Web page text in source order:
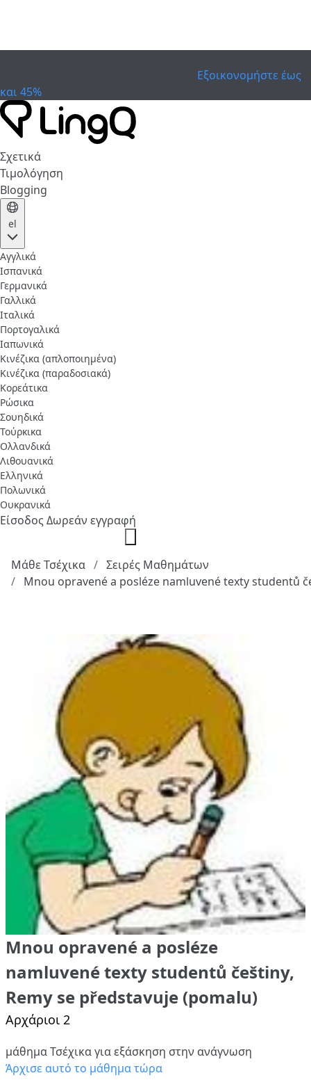
Εξοικονομήστε έως
και 45%
Σχετικά
Τιμολόγηση
Blogging
el
Αγγλικά
Ισπανικά
Γερμανικά
Γαλλικά
Ιταλικά
Πορτογαλικά
Ιαπωνικά
Κινέζικα (απλοποιημένα)
Κινέζικα (παραδοσιακά)
Κορεάτικα
Ρώσικα
Σουηδικά
Τούρκικα
Ολλανδικά
Λιθουανικά
Ελληνικά
Πολωνικά
Ουκρανικά
ΕίσοδοςΔωρεάν εγγραφή
Μάθε Τσέχικα
Σειρές Μαθημάτων
Mnou opravené a posléze namluvené texty studentů
Mnou opravené a posléze
namluvené texty studentů češtiny,
Remy se představuje (pomalu)
Αρχάριοι 2
μάθημα Τσέχικα για εξάσκηση στην ανάγνωση
Άρχισε αυτό το μάθημα τώρα